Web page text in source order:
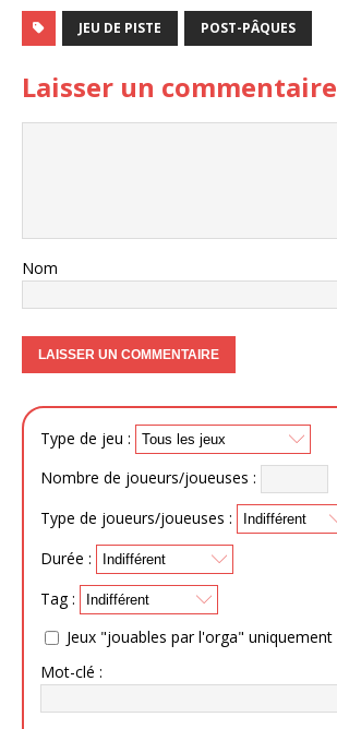
JEU DE PISTE POST-PÂQUES
Laisser un commentaire
Nom
Type de jeu :
Nombre de joueurs/joueuses :
Type de joueurs/joueuses :
Durée :
Tag :
Jeux "jouables par l'orga" uniquement
Mot-clé :